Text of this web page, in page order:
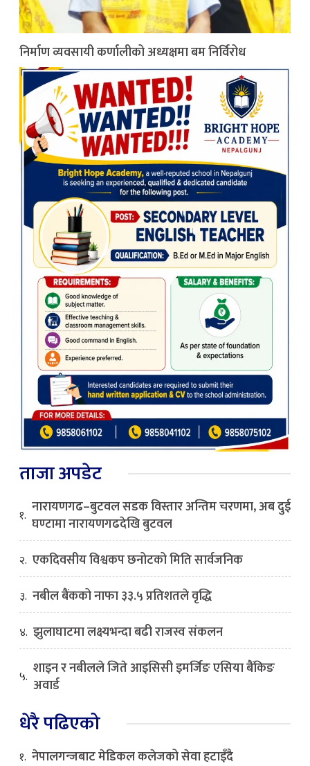
निर्माण व्यवसायी कर्णालीको अध्यक्षमा बम निर्विरोध
ताजा अपडेट
१. नारायणगढ–बुटवल सडक विस्तार अन्तिम चरणमा, अब दुई
घण्टामा नारायणगढदेखि बुटवल
२. एकदिवसीय विश्वकप छनोटको मिति सार्वजनिक
३. नबील बैंकको नाफा ३३.५ प्रतिशतले वृद्धि
४. झुलाघाटमा लक्ष्यभन्दा बढी राजस्व संकलन
५. शाइन र नबीलले जिते आइसिसी इमर्जिङ एसिया बैंकिङ
अवार्ड
धेरै पढिएको
१. नेपालगन्जबाट मेडिकल कलेजको सेवा हटाइँदै